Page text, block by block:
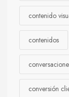
contenido
contenidos
conversión